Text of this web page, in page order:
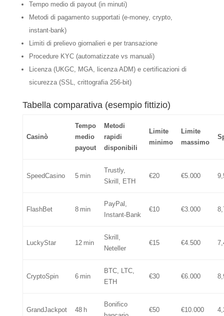
Tempo medio di payout (in minuti)
Metodi di pagamento supportati (e‑money, crypto,
instant‑bank)
Limiti di prelievo giornalieri e per transazione
Procedure KYC (automatizzate vs manuali)
Licenza (UKGC, MGA, licenza ADM) e certificazioni di
sicurezza (SSL, crittografia 256‑bit)
Tabella comparativa (esempio fittizio)
Casinò
Tempo
medio
payout
Metodi
rapidi
disponibili
Limite
minimo
Limite
massimo
SpeedCasino 5 min
Trustly,
Skrill, ETH
€20 €5.000
FlashBet 8 min
PayPal,
Instant‑Bank
€10 €3.000
LuckyStar 12 min
Skrill,
Neteller
€15 €4.500
CryptoSpin 6 min
BTC, LTC,
ETH
€30 €6.000
GrandJackpot 48 h
Bonifico
€50 €10.000